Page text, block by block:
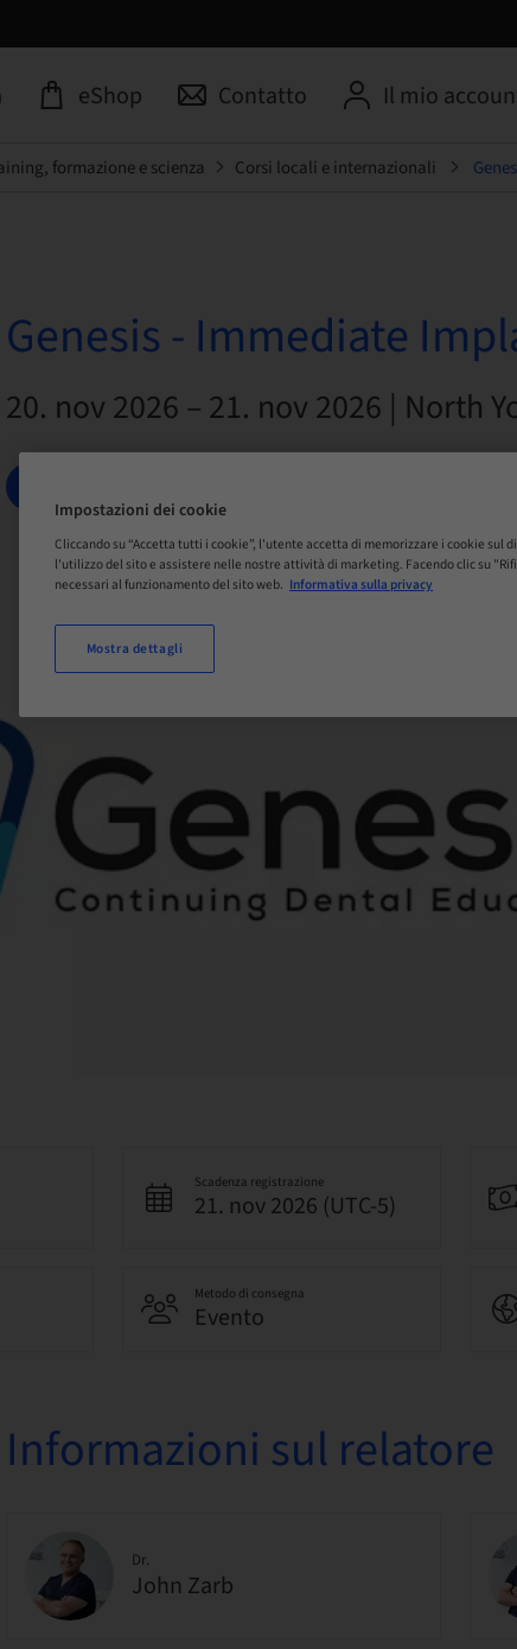
eShop Contatto Il mio
formazione e scienza Corsi locali e internazionali
Genesis - Immediate
20. nov 2026 – 21. nov 2026 | North
Scadenza registrazione
21. nov 2026 (UTC-5)
Metodo di consegna
Evento
Informazioni sul relatore
Dr.
John Zarb
Impostazioni dei cookie
Cliccando su “Accetta tutti i cookie”, l'utente accetta di memorizzare i cookie
l'utilizzo del sito e assistere nelle nostre attività di marketing. Facendo clic su
necessari al funzionamento del sito web. Informativa sulla privacy
Mostra dettagli